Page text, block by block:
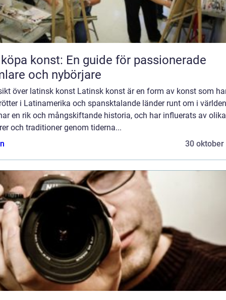
konst: En guide för passionerade
och nybörjare
över latinsk konst Latinsk konst är en form av konst som
i Latinamerika och spansktalande länder runt om i
en rik och mångskiftande historia, och har influerats av olika
och traditioner genom tiderna...
30 oktober